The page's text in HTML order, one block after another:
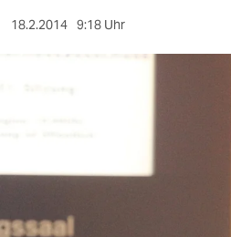
sport
verlag
18.2.2014 9:18 Uhr